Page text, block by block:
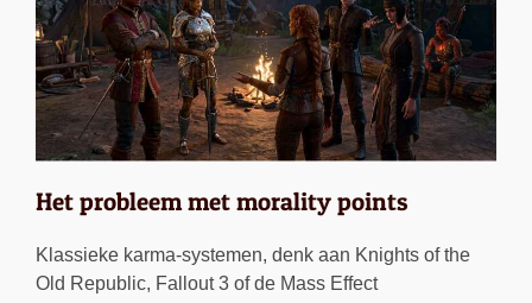
Het probleem met morality points
Klassieke karma-systemen, denk aan Knights of the
Old Republic, Fallout 3 of de Mass Effect